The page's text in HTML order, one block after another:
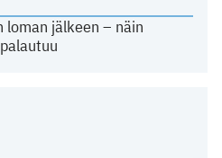
loman jälkeen – näin